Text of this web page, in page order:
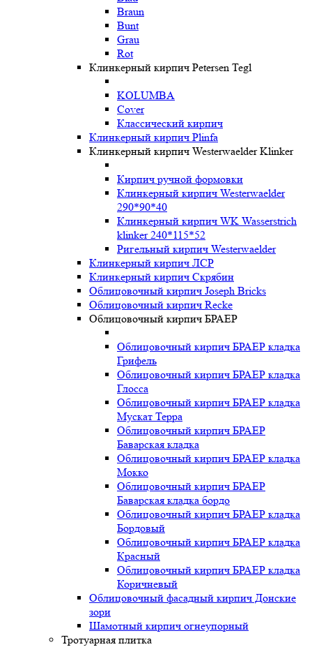
Braun
Bunt
Grau
Rot
Клинкерный кирпич Petersen Tegl
KOLUMBA
Cover
Классический кирпич
Клинкерный кирпич Plinfa
Клинкерный кирпич Westerwaelder Klinker
Кирпич ручной формовки
Клинкерный кирпич Westerwaelder
290*90*40
Клинкерный кирпич WK Wasserstrich
klinker 240*115*52
Ригельный кирпич Westerwaelder
Клинкерный кирпич ЛСР
Клинкерный кирпич Скрябин
Облицовочный кирпич Joseph Bricks
Облицовочный кирпич Recke
Облицовочный кирпич БРАЕР
Облицовочный кирпич БРАЕР кладка
Грифель
Облицовочный кирпич БРАЕР кладка
Глосса
Облицовочный кирпич БРАЕР кладка
Мускат Терра
Облицовочный кирпич БРАЕР
Баварская кладка
Облицовочный кирпич БРАЕР кладка
Мокко
Облицовочный кирпич БРАЕР
Баварская кладка бордо
Облицовочный кирпич БРАЕР кладка
Бордовый
Облицовочный кирпич БРАЕР кладка
Красный
Облицовочный кирпич БРАЕР кладка
Коричневый
Облицовочный фасадный кирпич Донские
зори
Шамотный кирпич огнеупорный
Тротуарная плитка